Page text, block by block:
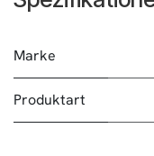
Marke
Produktart